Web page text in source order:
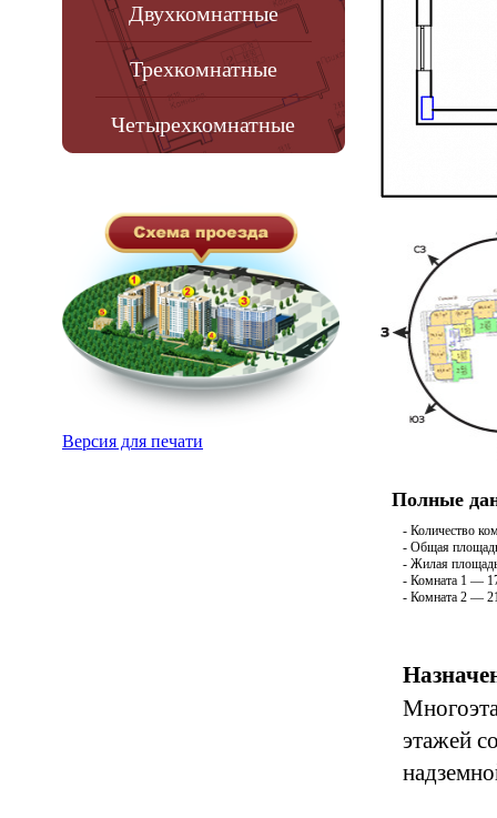
Двухкомнатные
Трехкомнатные
Четырехкомнатные
Версия для печати
Полные
- Количество
- Общая
- Жилая
- Комната 1 —
- Комната 2 —
этажей